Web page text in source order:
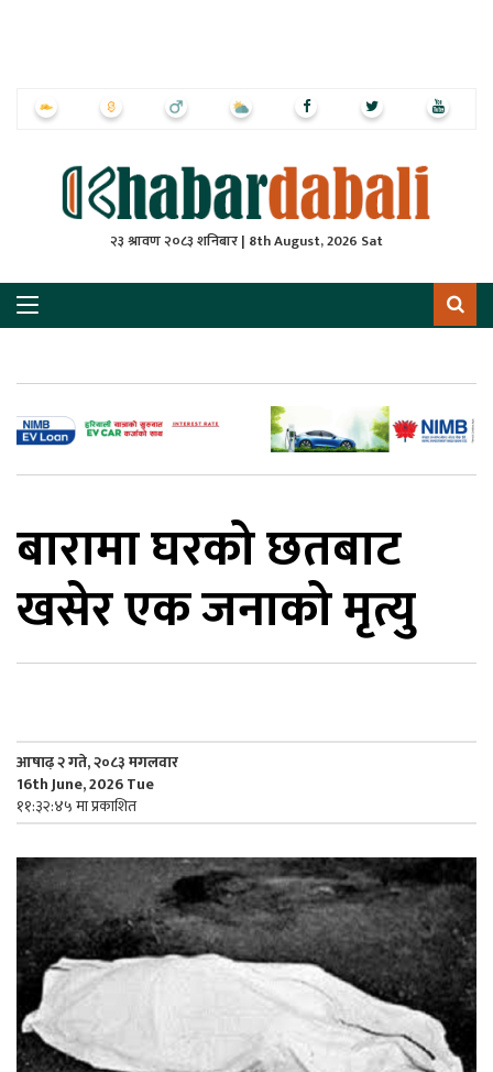
२३ श्रावण २०८३ शनिबार | 8th August, 2026 Sat
बारामा घरको छतबाट
खसेर एक जनाको मृत्यु
आषाढ़ २ गते, २०८३ मगलवार
16th June, 2026 Tue
११:३२:४५ मा प्रकाशित